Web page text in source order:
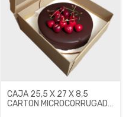
CAJA 25,5 X 27 X 8,5
CARTON MICROCORRUGADO